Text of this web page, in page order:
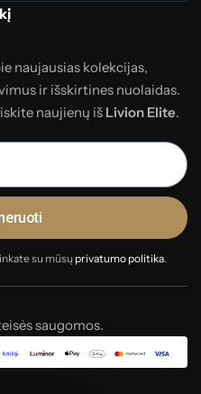
naujausias kolekcijas,
ir išskirtines nuolaidas.
naujienų iš Livion Elite.
su mūsų privatumo politika.
saugomos.